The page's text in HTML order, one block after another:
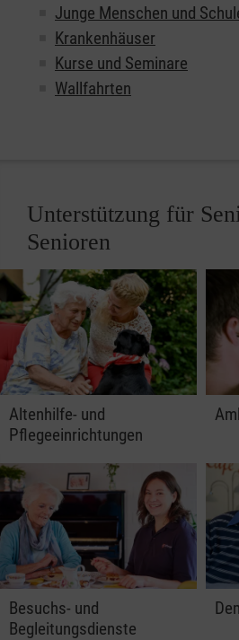
Junge Menschen und
Krankenhäuser
Kurse und Seminare
Wallfahrten
Unterstützung für
Senioren
Altenhilfe- und
Pflegeeinrichtungen
Besuchs- und
Begleitungsdienste